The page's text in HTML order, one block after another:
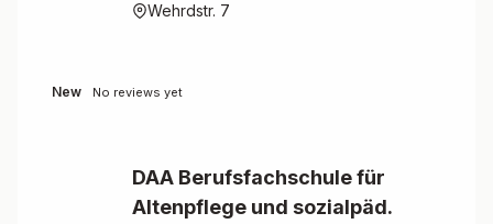
Wehrdstr. 7
New No reviews yet
DAA Berufsfachschule für
Altenpflege und sozialpäd.